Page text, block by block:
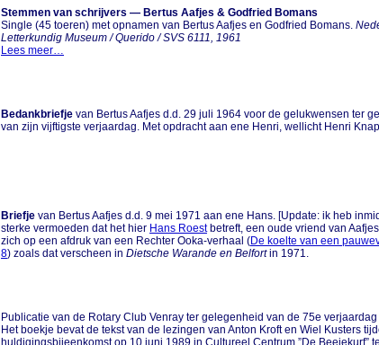
Stemmen van schrijvers — Bertus Aafjes & Godfried Bomans
Single (45 toeren) met opnamen van Bertus Aafjes en Godfried Bomans.
Letterkundig Museum / Querido / SVS 6111, 1961
Lees meer…
Bedankbriefje van Bertus Aafjes d.d. 29 juli 1964 voor de gelukwensen ter
van zijn vijftigste verjaardag. Met opdracht aan ene Henri, wellicht Henri
Briefje van Bertus Aafjes d.d. 9 mei 1971 aan ene Hans. [Update: ik heb
sterke vermoeden dat het hier Hans Roestbetreft, een oude vriend van
zich op een afdruk van een Rechter Ooka-verhaal (De koelte van een
8) zoals dat verscheen in Dietsche Warande en Belfortin 1971.
Publicatie van de Rotary Club Venray ter gelegenheid van de 75e verjaardag
Het boekje bevat de tekst van de lezingen van Anton Kroft en Wiel Kusters
huldigingsbijeenkomst op 10 juni 1989 in Cultureel Centrum ”De Beejekurf”